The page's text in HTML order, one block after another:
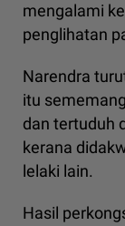
mengalami
penglihatan
Narendra
itu
dan tertuduh
kerana
lelaki lain.
Hasil